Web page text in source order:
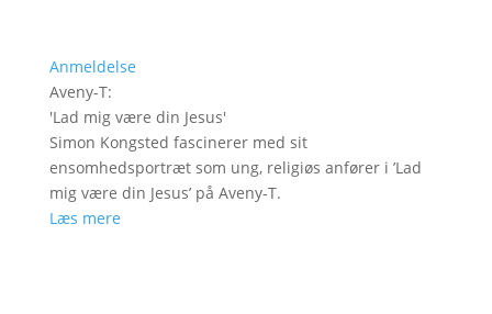
Anmeldelse
Aveny-T:
'Lad mig være din Jesus'
Simon Kongsted fascinerer med sit
ensomhedsportræt som ung, religiøs anfører i ’Lad
mig være din Jesus’ på Aveny-T.
Læs mere